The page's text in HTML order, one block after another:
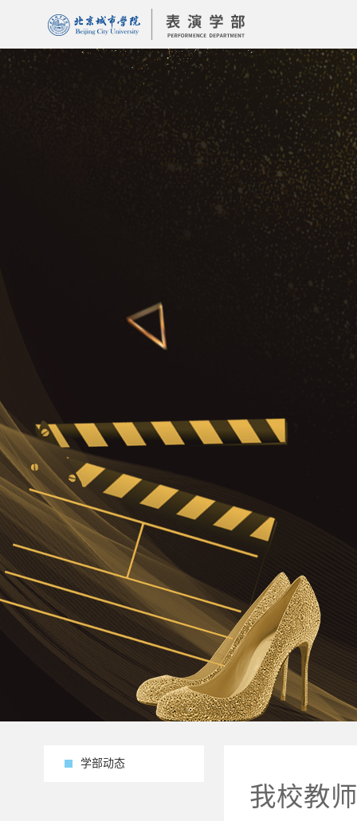
学部动态
我校教